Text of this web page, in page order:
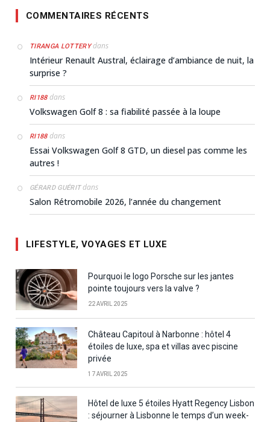
COMMENTAIRES RÉCENTS
TIRANGA LOTTERYdans
Intérieur Renault Austral, éclairage d’ambiance de nuit, la
surprise ?
RI188dans
Volkswagen Golf 8 : sa fiabilité passée à la loupe
RI188dans
Essai Volkswagen Golf 8 GTD, un diesel pas comme les
autres !
GÉRARD GUÉRITdans
Salon Rétromobile 2026, l’année du changement
LIFESTYLE, VOYAGES ET LUXE
Pourquoi le logo Porsche sur les jantes
pointe toujours vers la valve ?
22 AVRIL 2025
Château Capitoul à Narbonne : hôtel 4
étoiles de luxe, spa et villas avec piscine
privée
17 AVRIL 2025
Hôtel de luxe 5 étoiles Hyatt Regency Lisbon
: séjourner à Lisbonne le temps d’un week-